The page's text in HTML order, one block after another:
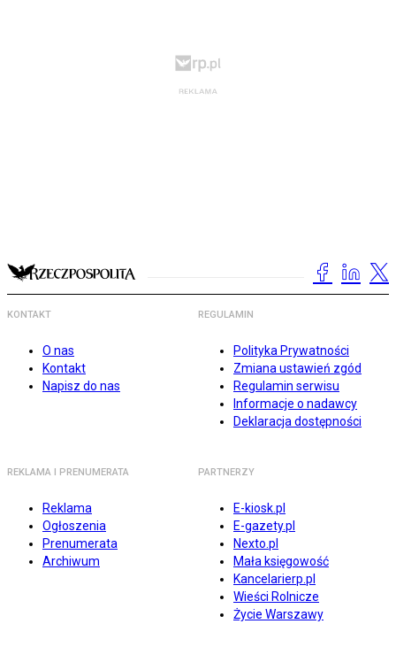
KONTAKT
O nas
Kontakt
Napisz do nas
REGULAMIN
Polityka Prywatności
Zmiana ustawień zgód
Regulamin serwisu
Informacje o nadawcy
Deklaracja dostępności
REKLAMA I PRENUMERATA
Reklama
Ogłoszenia
Prenumerata
Archiwum
PARTNERZY
E-kiosk.pl
E-gazety.pl
Nexto.pl
Mała księgowość
Kancelarierp.pl
Wieści Rolnicze
Życie Warszawy